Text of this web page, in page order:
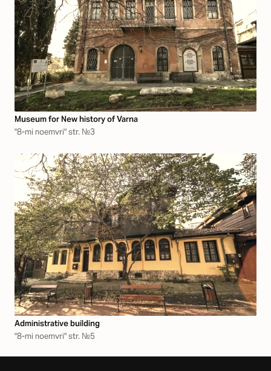
Museum for New history of Varna
"8-mi noemvri" str. №3
Аdministrative building
"8-mi noemvri" str. №5